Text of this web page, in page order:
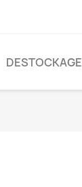
DESTOCKAGE